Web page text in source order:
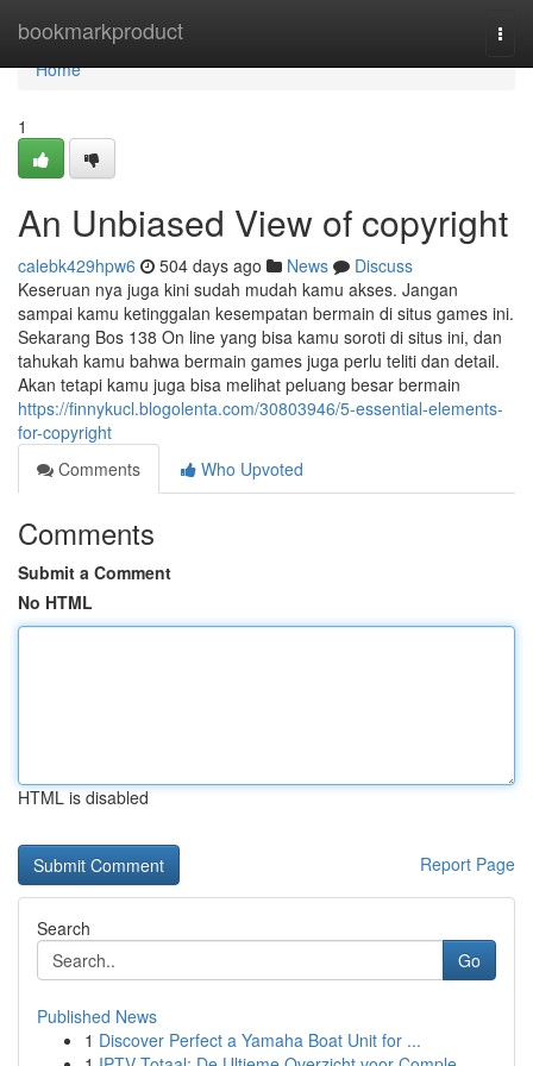
bookmarkproduct
Home
Home
1
An Unbiased View of copyright
calebk429hpw6 504 days ago News
Discuss
Keseruan nya juga kini sudah mudah kamu akses. Jangan
sampai kamu ketinggalan kesempatan bermain di situs games ini.
Sekarang Bos 138 On line yang bisa kamu soroti di situs ini, dan
tahukah kamu bahwa bermain games juga perlu teliti dan detail.
Akan tetapi kamu juga bisa melihat peluang besar bermain
https://finnykucl.blogolenta.com/30803946/5-essential-elements-
for-copyright
Comments
Who Upvoted
Comments
Submit a Comment
No HTML
HTML is disabled
Report Page
Search
Go
Published News
1 Discover Perfect a Yamaha Boat Unit for ...